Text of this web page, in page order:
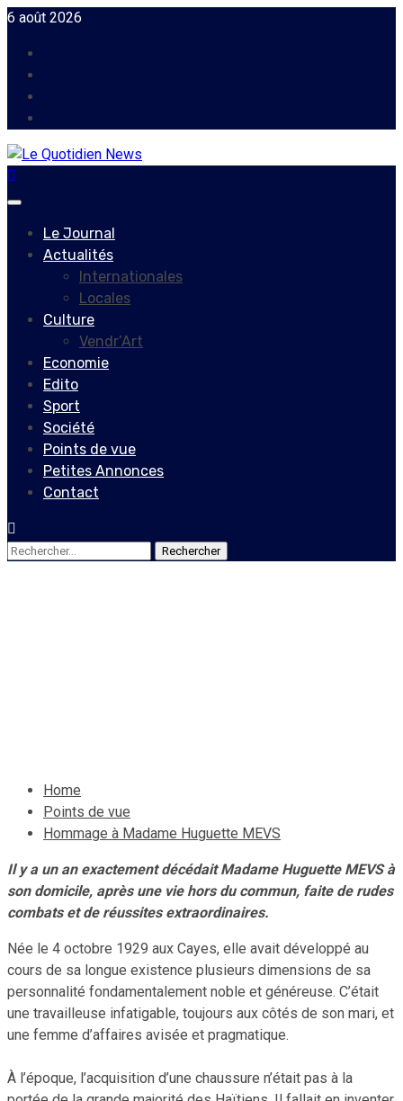
Skip
content
6 août 2026
Primary
Le Journal
Actualités
Internationales
Locales
Culture
Vendr’Art
Economie
Edito
Sport
Société
Points de vue
Petites Annonces
Contact
Rechercher :
Home
Points de vue
Hommage à Madame Huguette MEVS
Il y a un an exactement décédait Madame Huguette MEVS à
son domicile, après une vie hors du commun, faite de rudes
combats et de réussites extraordinaires.
Née le 4 octobre 1929 aux Cayes, elle avait développé au
cours de sa longue existence plusieurs dimensions de sa
personnalité fondamentalement noble et généreuse. C’était
une travailleuse infatigable, toujours aux côtés de son mari, et
une femme d’affaires avisée et pragmatique.
À l’époque, l’acquisition d’une chaussure n’était pas à la